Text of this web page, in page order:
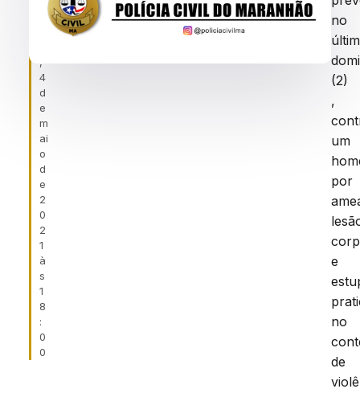
ei
,
4
d
e
m
ai
o
d
e
2
0
2
1
à
s
1
8
:
0
0
POR
VIOLÊNCIA
DOMÉSTICA
no
(2)
,
um
por
e
no
de